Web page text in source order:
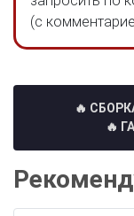
(с
🔥
🔥